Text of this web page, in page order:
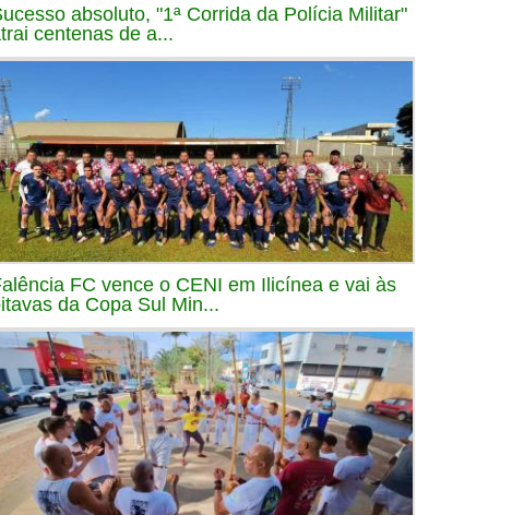
absoluto, "1ª Corrida da Polícia Militar"
centenas de a...
FC vence o CENI em Ilicínea e vai às
da Copa Sul Min...